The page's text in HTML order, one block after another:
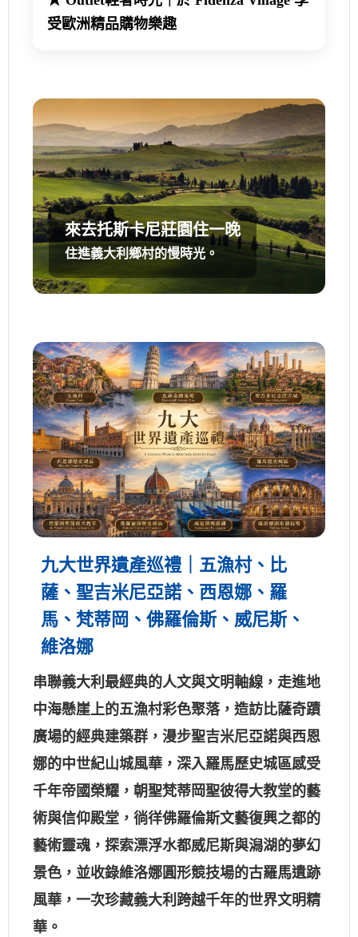
受歐洲精品購物樂趣
來去托斯卡尼莊園住一晚
住進義大利鄉村的慢時光。
九大世界遺產巡禮｜五漁村、比
薩、聖吉米尼亞諾、西恩娜、羅
馬、梵蒂岡、佛羅倫斯、威尼斯、
維洛娜
串聯義大利最經典的人文與文明軸線，走進地
中海懸崖上的五漁村彩色聚落，造訪比薩奇蹟
廣場的經典建築群，漫步聖吉米尼亞諾與西恩
娜的中世紀山城風華，深入羅馬歷史城區感受
千年帝國榮耀，朝聖梵蒂岡聖彼得大教堂的藝
術與信仰殿堂，徜徉佛羅倫斯文藝復興之都的
藝術靈魂，探索漂浮水都威尼斯與潟湖的夢幻
景色，並收錄維洛娜圓形競技場的古羅馬遺跡
風華，一次珍藏義大利跨越千年的世界文明精
華。